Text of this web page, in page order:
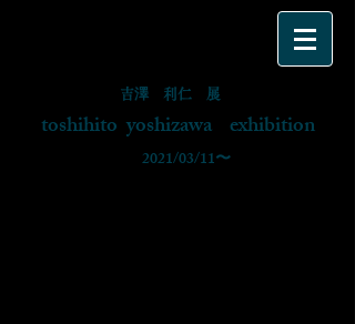
吉澤 利仁 展
toshihito yoshizawa exhibition
​ 2021/03/11〜